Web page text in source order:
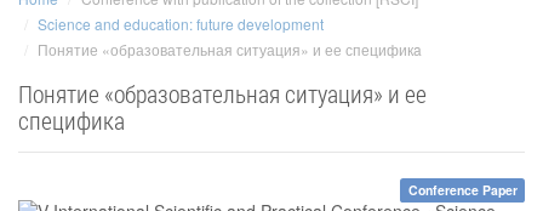
Science and education: future development
Понятие «образовательная ситуация» и ее спецификa
Понятие «образовательная ситуация» и ее
спецификa
Conference Paper